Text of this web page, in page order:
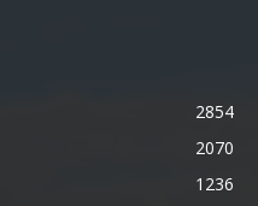
2854
2070
1236